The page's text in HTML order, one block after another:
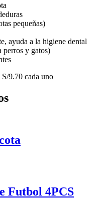
pequeñas)
ayuda a la higiene dental
perros y gatos)
9.70 cada uno
Futbol 4PCS